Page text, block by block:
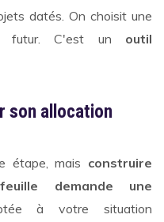
datés. On choisit une
futur. C'est un outil
son allocation
étape, mais construire
demande une
à votre situation